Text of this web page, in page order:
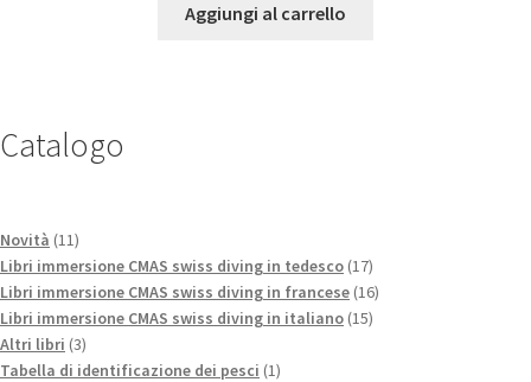
Aggiungi al carrello
Catalogo
Novità 1111
prodotti
Libri immersione CMAS swiss diving in tedesco 1717
prodotti
Libri immersione CMAS swiss diving in francese 1616
Libri immersione CMAS swiss diving in italiano 1515
Altri libri 33
prodotti
Tabella di identificazione dei pesci 11